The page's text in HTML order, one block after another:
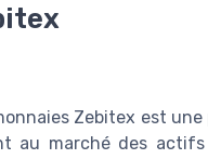
Zebitex est
au marché des